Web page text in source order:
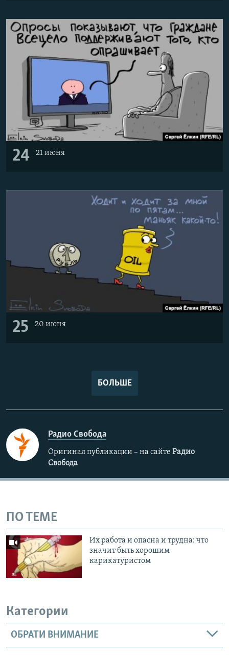
24 21 июня
25 20 июня
БОЛЬШЕ
Радио Свобода
Оригинал публикации – на сайте Радио
Свобода
ПО ТЕМЕ
Их работа и опасна и трудна: что
значит быть хорошим
карикатуристом
Категории
ОБРАТИ ВНИМАНИЕ